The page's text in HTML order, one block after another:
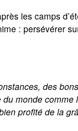
les camps
: persévérer
des
monde comme
profité de la